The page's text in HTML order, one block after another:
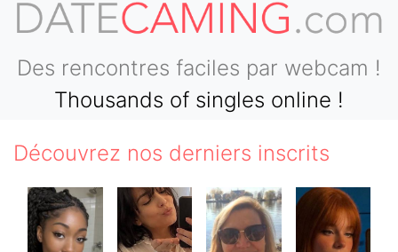
Des rencontres faciles par webcam !
Thousands of singles online !
Découvrez nos derniers inscrits